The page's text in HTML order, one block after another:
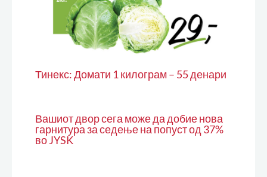
Тинекс: Домати 1 килограм – 55 денари
Вашиот двор сега може да добие нова
гарнитура за седење на попуст од 37%
во JYSK